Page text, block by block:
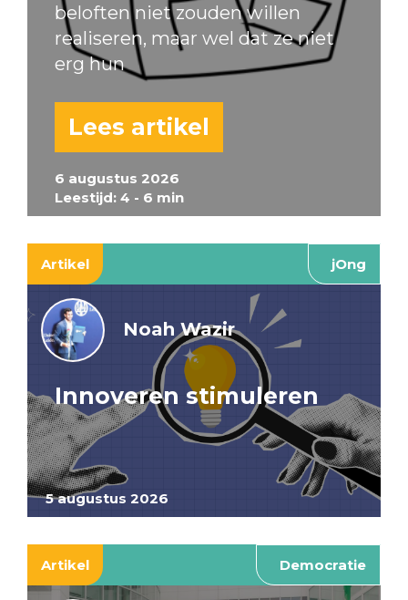
6 augustus 2026
Leestijd: 4 - 6 min
beloften niet zouden willen
realiseren, maar wel dat ze niet
erg hun
Lees artikel
Artikel jOng
5 augustus 2026
Noah Wazir
Innoveren stimuleren
Artikel Democratie